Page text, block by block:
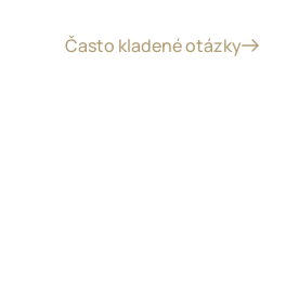
Často kladené otázky